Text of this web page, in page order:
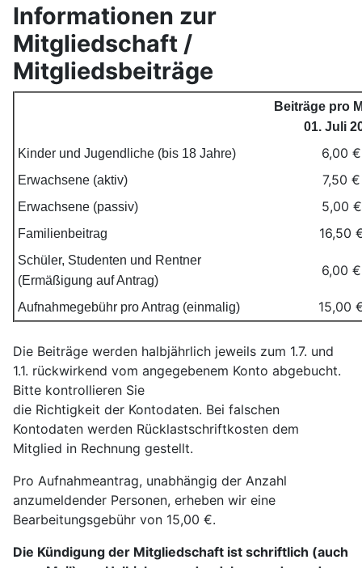
Informationen zur
Mitgliedschaft /
Mitgliedsbeiträge
Beiträge pro
01. Juli
Kinder und Jugendliche (bis 18 Jahre)
6,00 €
Erwachsene (aktiv) 7,50 €
Erwachsene (passiv) 5,00 €
Familienbeitrag 16,50
Schüler, Studenten und Rentner
(Ermäßigung auf Antrag)
6,00 €
Aufnahmegebühr pro Antrag (einmalig) 15,00
Die Beiträge werden halbjährlich jeweils zum 1.7. und
1.1. rückwirkend vom angegebenem Konto abgebucht.
Bitte kontrollieren Sie
die Richtigkeit der Kontodaten. Bei falschen
Kontodaten werden Rücklastschriftkosten dem
Mitglied in Rechnung gestellt.
Pro Aufnahmeantrag, unabhängig der Anzahl
anzumeldender Personen, erheben wir eine
Bearbeitungsgebühr von 15,00 €.
Die Kündigung der Mitgliedschaft ist schriftlich (auch